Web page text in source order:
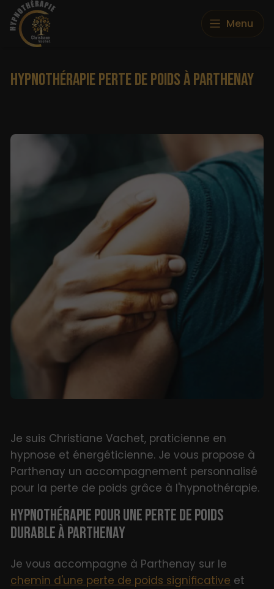
Menu
HYPNOTHÉRAPIE PERTE DE POIDS À PARTHENAY
Je suis Christiane Vachet, praticienne en
hypnose et énergéticienne. Je vous propose à
Parthenay un accompagnement personnalisé
pour la perte de poids grâce à l'hypnothérapie.
HYPNOTHÉRAPIE POUR UNE PERTE DE POIDS
DURABLE À PARTHENAY
Je vous accompagne à Parthenay sur le
chemin d'une perte de poids significative et